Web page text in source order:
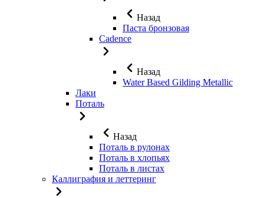
Назад
Паста бронзовая
Cadence
Назад
Water Based Gilding Metallic
Лаки
Поталь
Назад
Поталь в рулонах
Поталь в хлопьях
Поталь в листах
Каллиграфия и леттеринг